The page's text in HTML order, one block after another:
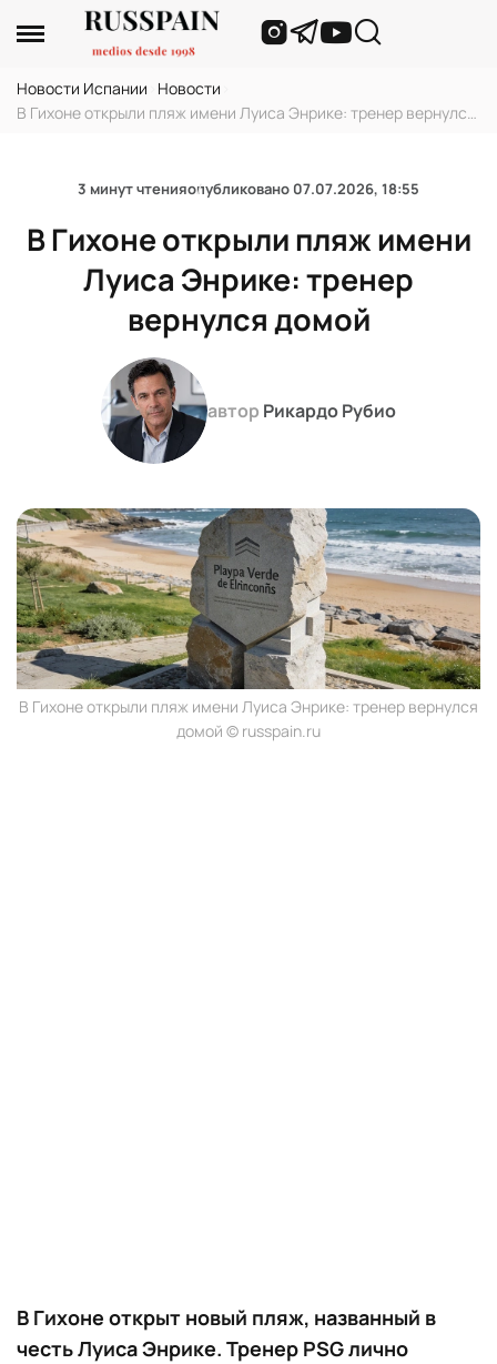
Новости Испании Новости
В Гихоне открыли пляж имени Луиса Энрике: тренер вернулся
3 минут чтенияопубликовано 07.07.2026, 18:55
В Гихоне открыли пляж имени
Луиса Энрике: тренер
вернулся домой
автор Рикардо Рубио
В Гихоне открыли пляж имени Луиса Энрике: тренер вернулся
домой © russpain.ru
В Гихоне открыт новый пляж, названный в
честь Луиса Энрике. Тренер PSG лично